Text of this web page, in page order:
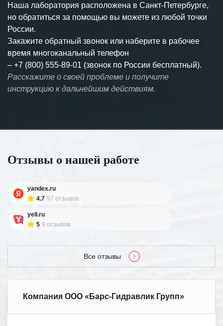
Наша лаборатория расположена в Санкт-Петербурге,
но обратиться за помощью вы можете из любой точки
России.
Закажите обратный звонок или наберите в рабочее
время многоканальный телефон
– +7 (800) 555-89-01 (звонок по России бесплатный).
Расскажите о своей проблеме и получите
инструкцию к дальнейшим действиям.
Отзывы о нашей работе
yandex.ru
4.7 97 отзывов
yell.ru
5 9 отзывов
Все отзывы
Компания ООО «Барс-Гидравлик Групп»